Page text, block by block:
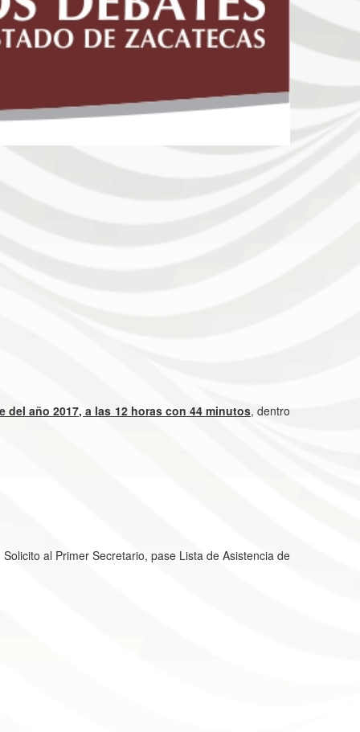
del año 2017, a las 12 horas con 44 minutos, dentro
Primer Secretario, pase Lista de Asistencia de